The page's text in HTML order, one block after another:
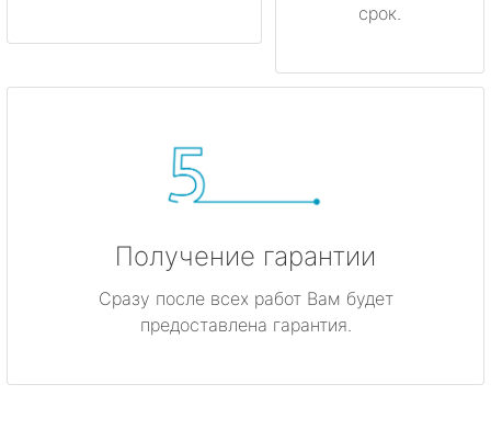
срок.
Получение гарантии
Сразу после всех работ Вам будет
предоставлена гарантия.